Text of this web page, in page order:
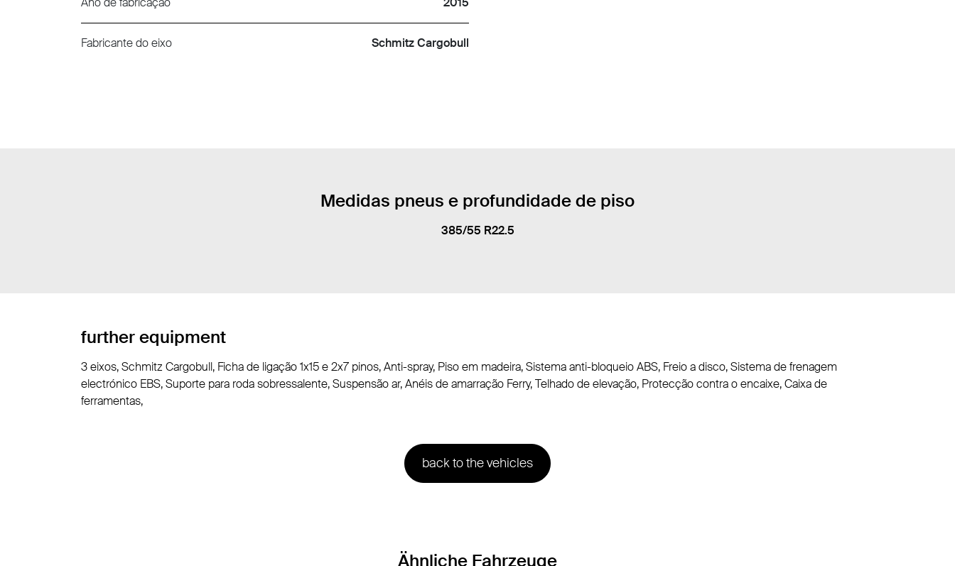
Fabricante do eixo Schmitz Cargobull
Medidas pneus e profundidade de piso
385/55 R22.5
further equipment
3 eixos, Schmitz Cargobull, Ficha de ligação 1x15 e 2x7 pinos, Anti-spray, Piso em madeira, Sistema anti-bloqueio ABS, Freio a disco, Sistema de frenagem
electrónico EBS, Suporte para roda sobressalente, Suspensão ar, Anéis de amarração Ferry, Telhado de elevação, Protecção contra o encaixe, Caixa de
ferramentas,
back to the vehicles
Ähnliche Fahrzeuge